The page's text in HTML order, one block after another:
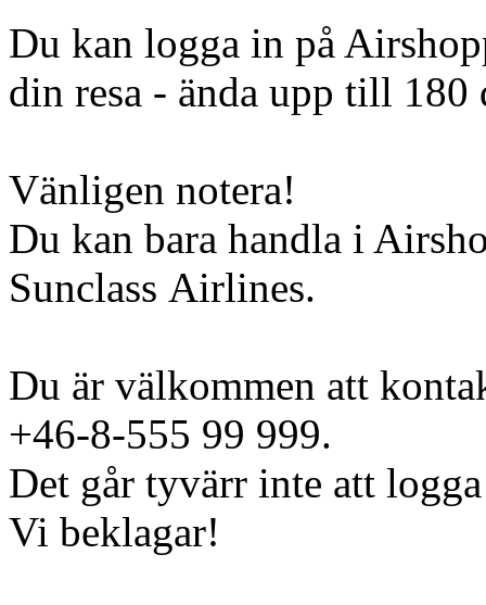
Du kan logga in på
din resa - ända upp till 180
Vänligen notera!
Du kan bara handla i
Sunclass Airlines.
Du är välkommen att
+46-8-555 99 999.
Det går tyvärr inte att
Vi beklagar!